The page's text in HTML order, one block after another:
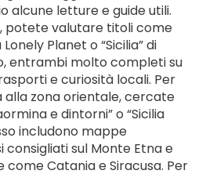
alcune letture e guide utili.
potete valutare titoli come
Planet o “Sicilia” di
entrambi molto completi su
e curiosità locali. Per
alla zona orientale, cercate
e dintorni” o “Sicilia
includono mappe
sul Monte Etna e
Catania e Siracusa. Per